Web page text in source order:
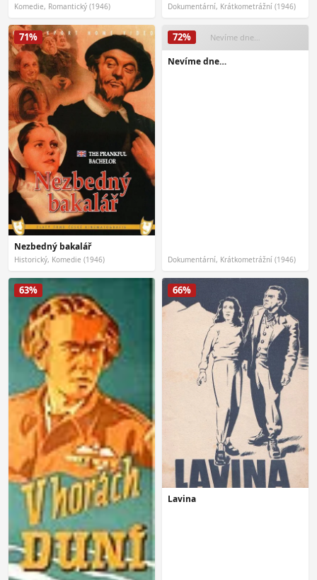
Komedie, Romantický (1946) Dokumentární, Krátkometrážní (1946)
71%
Nezbedný bakalář
Historický, Komedie (1946)
72% Nevíme dne…
Nevíme dne…
Dokumentární, Krátkometrážní (1946)
63% 66%
Lavina